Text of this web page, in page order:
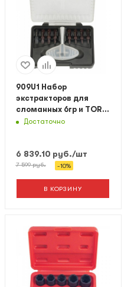
909U1 Набор
экстракторов для
сломанных 6гр и TORX
болтов 9 пр.
Достаточно
6 839.10 руб./шт
7 599руб. -10%
В КОРЗИНУ